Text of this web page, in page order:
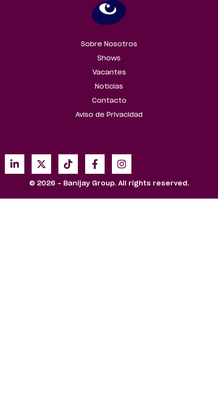
Sobre Nosotros
Shows
Vacantes
Noticias
Contacto
Aviso de Privacidad
© 2026 - Banijay Group. All rights reserved.